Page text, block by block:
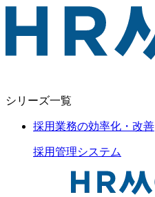
シリーズ一覧
採用業務の効率化・改善
採用管理システム